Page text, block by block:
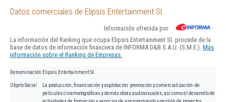
Datos comerciales de Elipsis Entertainment Sl.
Información ofrecida por
La información del Ranking que ocupa Elipsis Entertainment Sl. procede de la
base de datos de información financiera de INFORMA D&B S.A.U. (S.M.E.). Más
información sobre el Ranking de Empresas.
Denominación Elipsis Entertainment Sl.
Objeto Social
La producción, financiación y explotación -promoción y comercialización- de
películas cinematográficas y demás obras audiovisuales, así como el desarrollo de